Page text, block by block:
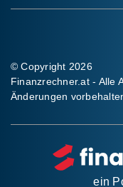
© Copyright 2026
Finanzrechner.at - Alle
Änderungen
ein